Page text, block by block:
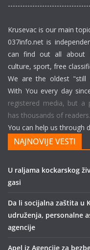
Krusevac is our main
037info.net is
can find out all about
culture, sport, free
We are the oldest "still
With You every day
registered media, but a
has thousands of
You can help us through
NAJNOVIJE VESTI
U raljama kockarskog
gasi
Da li socijalna zaštita u
udruženja, personalne
agencije
Apel iz Agencije za